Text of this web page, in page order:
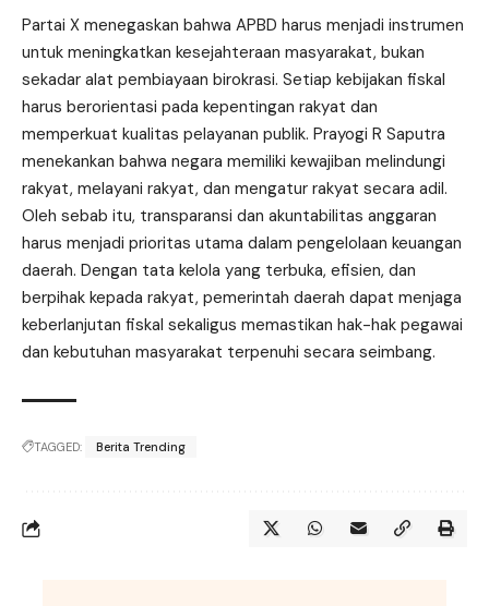
Partai X menegaskan bahwa APBD harus menjadi instrumen
untuk meningkatkan kesejahteraan masyarakat, bukan
sekadar alat pembiayaan birokrasi. Setiap kebijakan fiskal
harus berorientasi pada kepentingan rakyat dan
memperkuat kualitas pelayanan publik. Prayogi R Saputra
menekankan bahwa negara memiliki kewajiban melindungi
rakyat, melayani rakyat, dan mengatur rakyat secara adil.
Oleh sebab itu, transparansi dan akuntabilitas anggaran
harus menjadi prioritas utama dalam pengelolaan keuangan
daerah. Dengan tata kelola yang terbuka, efisien, dan
berpihak kepada rakyat, pemerintah daerah dapat menjaga
keberlanjutan fiskal sekaligus memastikan hak-hak pegawai
dan kebutuhan masyarakat terpenuhi secara seimbang.
TAGGED: Berita Trending